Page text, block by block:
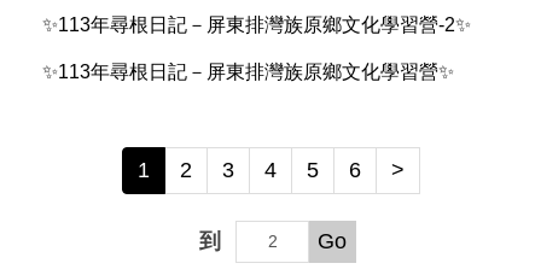
✨113年尋根日記－屏東排灣族原鄉文化學習營-2✨
✨113年尋根日記－屏東排灣族原鄉文化學習營✨
1 2 3 4 5 6 >
到 Go